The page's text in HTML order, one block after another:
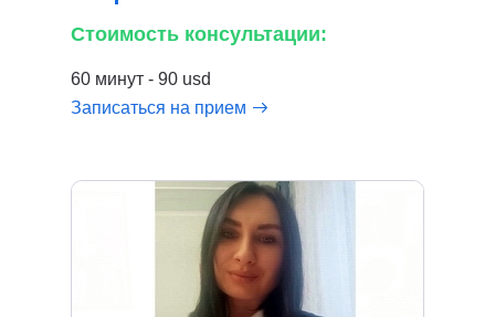
Стоимость консультации:
60 минут - 90 usd
Записаться на прием